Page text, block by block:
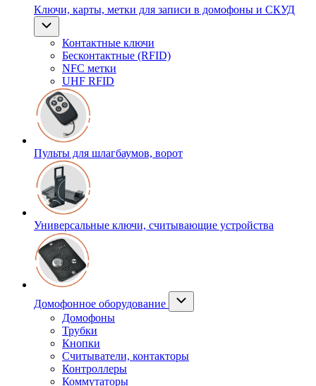
Ключи, карты, метки для записи в домофоны и СКУД
Контактные ключи
Бесконтактные (RFID)
NFC метки
UHF RFID
Пульты для шлагбаумов, ворот
Универсальные ключи, считывающие устройства
Домофонное оборудование
Домофоны
Трубки
Кнопки
Считыватели, контакторы
Контроллеры
Коммутаторы